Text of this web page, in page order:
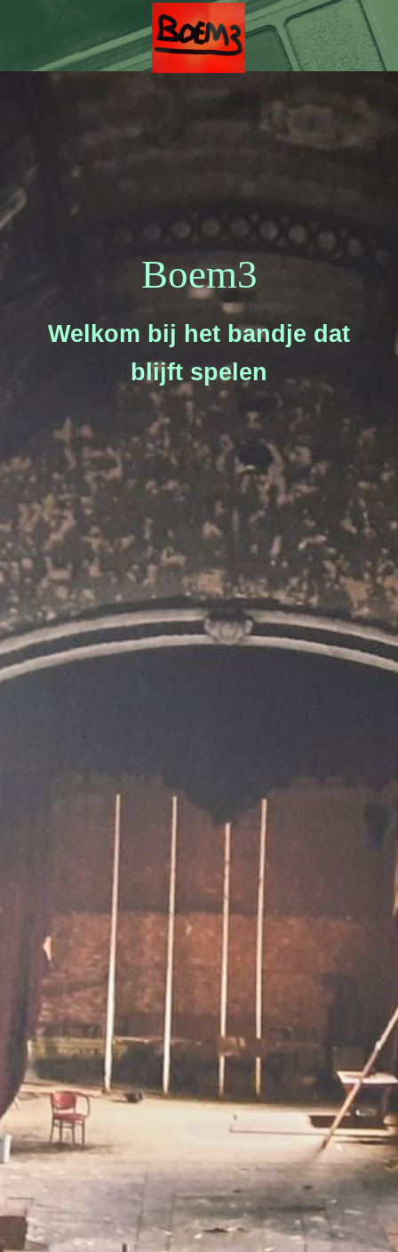
Boem3
Welkom bij het bandje dat
blijft spelen